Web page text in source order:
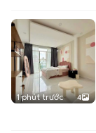
1 phút trước 4